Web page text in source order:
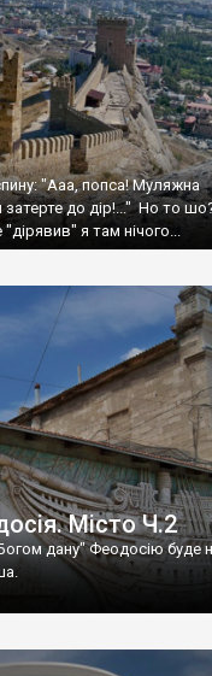
"Ааа, попса! Муляжна
затерте до дір!..." Но то
я там нічого...
Місто Ч.2
дану" Феодосію буде